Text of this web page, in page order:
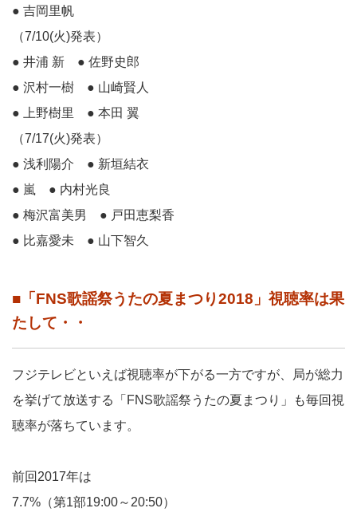
● 吉岡里帆
（7/10(火)発表）
● 井浦 新 ● 佐野史郎
● 沢村一樹 ● 山崎賢人
● 上野樹里 ● 本田 翼
（7/17(火)発表）
● 浅利陽介 ● 新垣結衣
● 嵐 ● 内村光良
● 梅沢富美男 ● 戸田恵梨香
● 比嘉愛未 ● 山下智久
■「FNS歌謡祭うたの夏まつり2018」視聴率は果
たして・・
フジテレビといえば視聴率が下がる一方ですが、局が総力
を挙げて放送する「FNS歌謡祭うたの夏まつり」も毎回視
聴率が落ちています。
前回2017年は
7.7%（第1部19:00～20:50）